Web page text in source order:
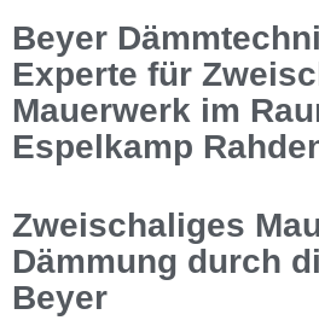
Beyer
Experte für
Mauerwerk im
Espelkamp
Zweischaliges
Dämmung durch
Beyer